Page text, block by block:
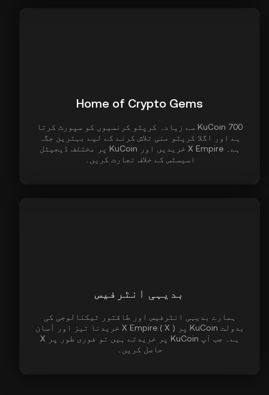
Home of Crypto Gems
KuCoin 700 سے زیادہ کرپٹو کرنسیوں کو سپورٹ کرتا
ہے اور اگلا کرپٹو منی تلاش کرنے کے لیے بہترین جگہ
ہے۔ X Empire خریدیں اور KuCoin پر مختلف ڈیجیٹل
اسیسٹس کے خلاف تجارت کریں۔
بدیہی انٹرفیس
ہمارے بدیہی انٹرفیس اور طاقتور ٹیکنالوجی کی
بدولت KuCoin پر X Empire ( X ) خریدنا تیز اور آسان
ہے۔ جب آپ KuCoin پر خریدتے ہیں تو فوری طور پر X
حاصل کریں۔